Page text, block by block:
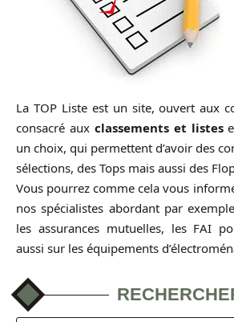
La TOP Liste est un site, ouvert aux
consacré aux classements et listes
un choix, qui permettent d’avoir des
sélections, des Tops mais aussi des
Vous pourrez comme cela vous
nos spécialistes abordant par
les assurances mutuelles, les FAI
aussi sur les équipements